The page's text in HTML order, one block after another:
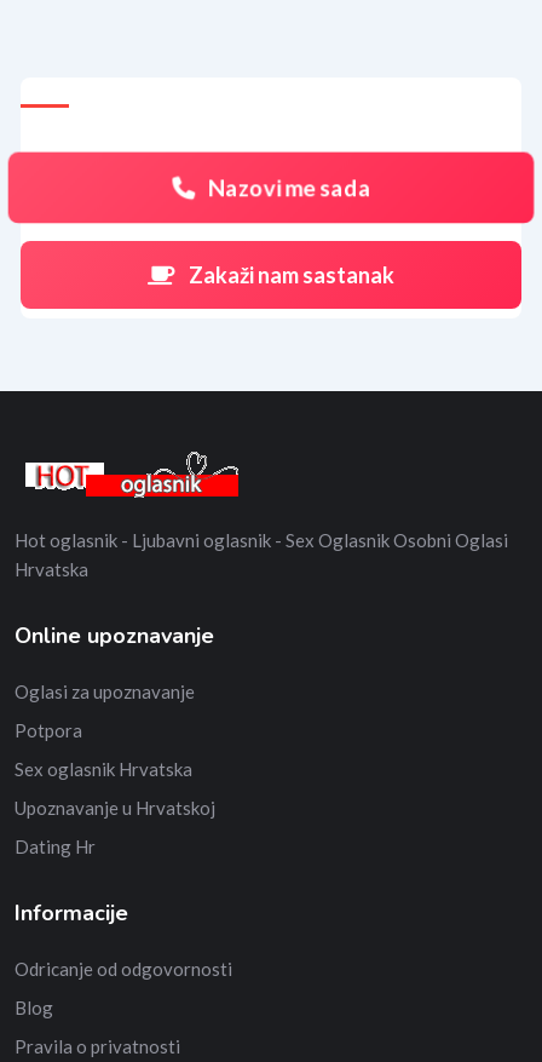
Nazovi me sada
Zakaži nam sastanak
Hot oglasnik - Ljubavni oglasnik - Sex Oglasnik Osobni Oglasi
Hrvatska
Online upoznavanje
Oglasi za upoznavanje
Potpora
Sex oglasnik Hrvatska
Upoznavanje u Hrvatskoj
Dating Hr
Informacije
Odricanje od odgovornosti
Blog
Pravila o privatnosti